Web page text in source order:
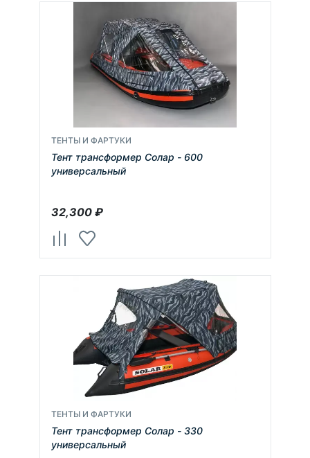
ТЕНТЫ И ФАРТУКИ
Тент трансформер Солар - 600
универсальный
32,300₽
ТЕНТЫ И ФАРТУКИ
Тент трансформер Солар - 330
универсальный